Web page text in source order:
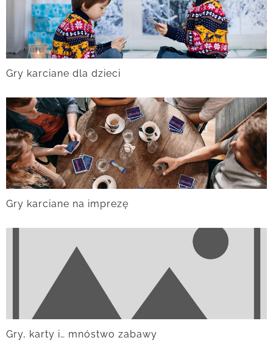
Gry karciane dla dzieci
Gry karciane na imprezę
Gry, karty i… mnóstwo zabawy